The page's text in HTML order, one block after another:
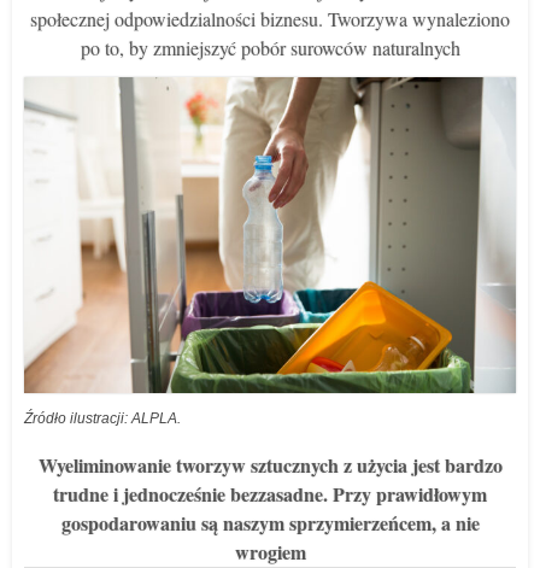
społecznej odpowiedzialności biznesu. Tworzywa wynaleziono
po to, by zmniejszyć pobór surowców naturalnych
Źródło ilustracji: ALPLA.
Wyeliminowanie tworzyw sztucznych z użycia jest bardzo
trudne i jednocześnie bezzasadne. Przy prawidłowym
gospodarowaniu są naszym sprzymierzeńcem, a nie
wrogiem